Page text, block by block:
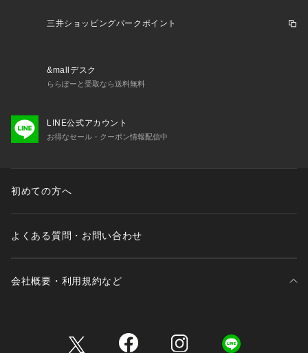
三井ショッピングパークポイント
&mallデスク
ららぽーと受取なら送料無料
LINE公式アカウント
お得なセール・クーポン情報配信中
初めての方へ
よくある質問・お問い合わせ
会社概要・利用規約など